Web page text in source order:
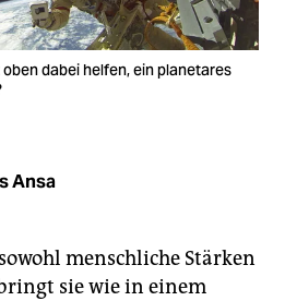
dabei helfen, ein planetares
Ansa
menschliche Stärken
sie wie in einem